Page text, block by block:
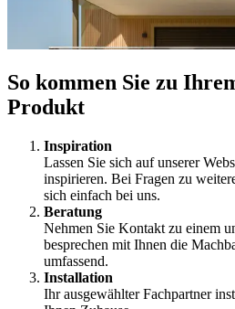
So kommen Sie zu
Produkt
Inspiration
Lassen Sie sich auf unserer
inspirieren. Bei Fragen zu
sich einfach bei uns.
Beratung
Nehmen Sie Kontakt zu einem
besprechen mit Ihnen die
umfassend.
Installation
⁠Ihr ausgewählter Fachpartner